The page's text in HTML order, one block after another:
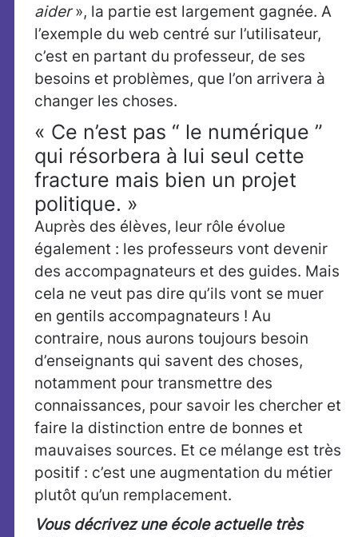
aider», la partie est largement gagnée. A
l’exemple du web centré sur l’utilisateur,
c’est en partant du professeur, de ses
besoins et problèmes, que l’on arrivera à
changer les choses.
« Ce n’est pas “ le numérique ”
qui résorbera à lui seul cette
fracture mais bien un projet
politique. »
Auprès des élèves, leur rôle évolue
également : les professeurs vont devenir
des accompagnateurs et des guides. Mais
cela ne veut pas dire qu’ils vont se muer
en gentils accompagnateurs ! Au
contraire, nous aurons toujours besoin
d’enseignants qui savent des choses,
notamment pour transmettre des
connaissances, pour savoir les chercher et
faire la distinction entre de bonnes et
mauvaises sources. Et ce mélange est très
positif : c’est une augmentation du métier
plutôt qu’un remplacement.
Vous décrivez une école actuelle très